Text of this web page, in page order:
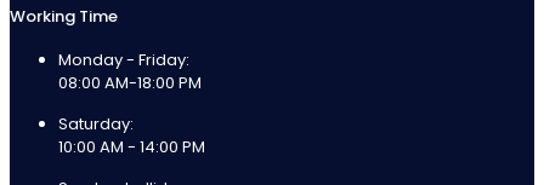
Working Time
Monday - Friday:
08:00 AM-18:00 PM
Saturday:
10:00 AM - 14:00 PM